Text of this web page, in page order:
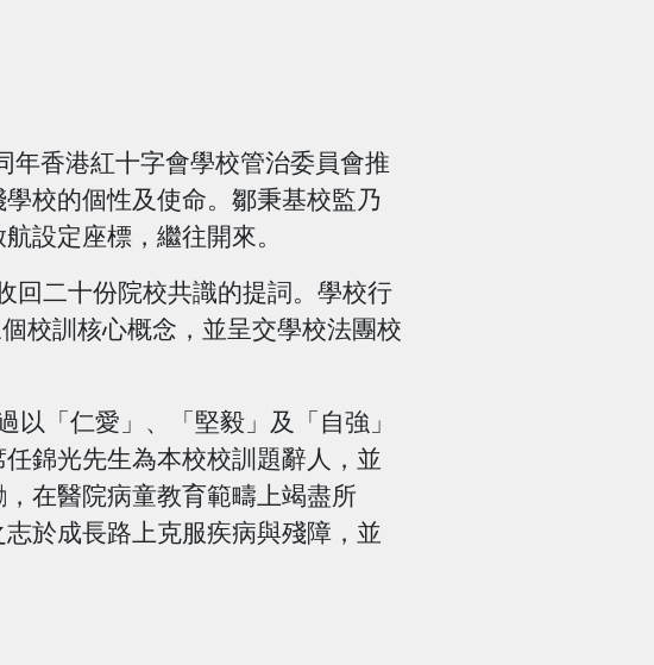
香港紅十字會學校管治委員會推
校的個性及使命。鄒秉基校監乃
設定座標，繼往開來。
二十份院校共識的提詞。學校行
校訓核心概念，並呈交學校法團校
「仁愛」、「堅毅」及「自強」
錦光先生為本校校訓題辭人，並
在醫院病童教育範疇上竭盡所
於成長路上克服疾病與殘障，並